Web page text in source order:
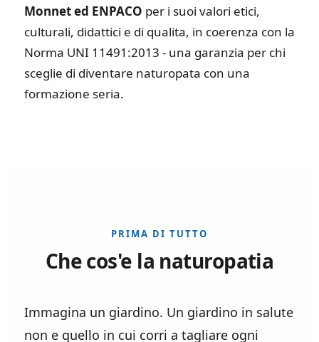
Monnet ed ENPACO per i suoi valori etici,
culturali, didattici e di qualita, in coerenza con la
Norma UNI 11491:2013 - una garanzia per chi
sceglie di diventare naturopata con una
formazione seria.
PRIMA DI TUTTO
Che cos'e la naturopatia
Immagina un giardino. Un giardino in salute
non e quello in cui corri a tagliare ogni